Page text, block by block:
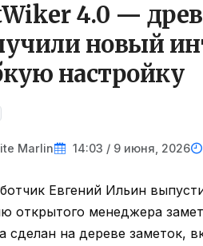
4.0 —
новый
настройку
Marlin 14:03 / 9 июня, 2026
Евгений Ильин
открытого менеджера
сделан на дереве заметок,